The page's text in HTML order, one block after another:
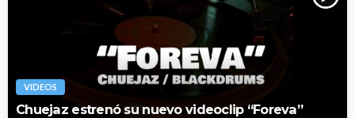
VIDEOS
Chuejaz estrenó su nuevo videoclip “Foreva”